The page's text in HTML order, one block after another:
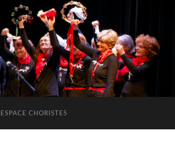
ESPACE CHORISTES